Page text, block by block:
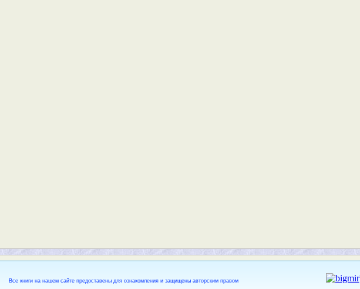
Все книги на нашем сайте предоставены для ознакомления и защищены авторским правом